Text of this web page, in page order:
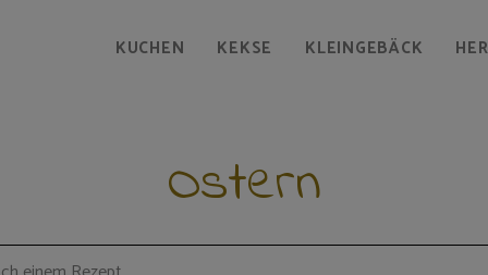
KUCHEN KEKSE KLEINGEBÄCK
Ostern